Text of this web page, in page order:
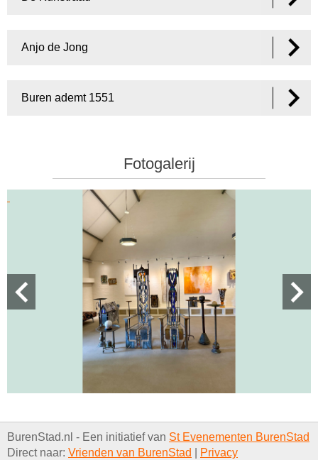
Anjo de Jong
Buren ademt 1551
Fotogalerij
BurenStad.nl - Een initiatief van St Evenementen BurenStad
Direct naar: Vrienden van BurenStad Privacy